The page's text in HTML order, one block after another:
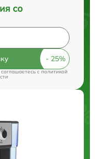
со
cполитикой